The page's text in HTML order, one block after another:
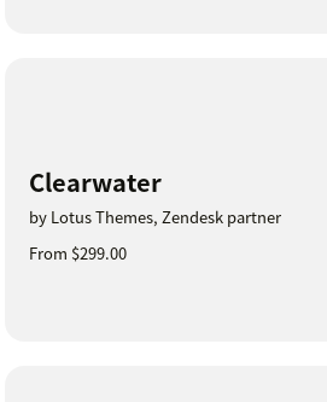
Clearwater
by Lotus Themes, Zendesk partner
From $299.00